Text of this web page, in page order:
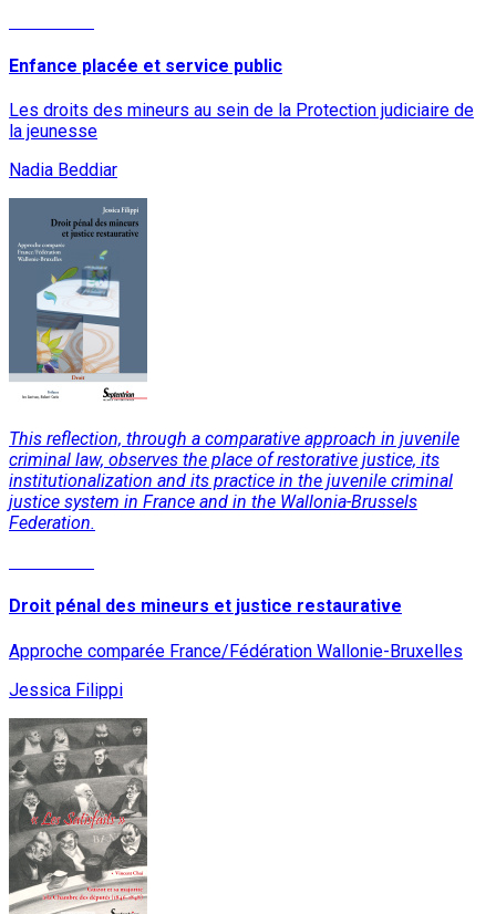
Enfance placée et service public
Les droits des mineurs au sein de la Protection judiciaire de
la jeunesse
Nadia Beddiar
This reflection, through a comparative approach in juvenile
criminal law, observes the place of restorative justice, its
institutionalization and its practice in the juvenile criminal
justice system in France and in the Wallonia-Brussels
Federation.
Droit pénal des mineurs et justice restaurative
Approche comparée France/Fédération Wallonie-Bruxelles
Jessica Filippi